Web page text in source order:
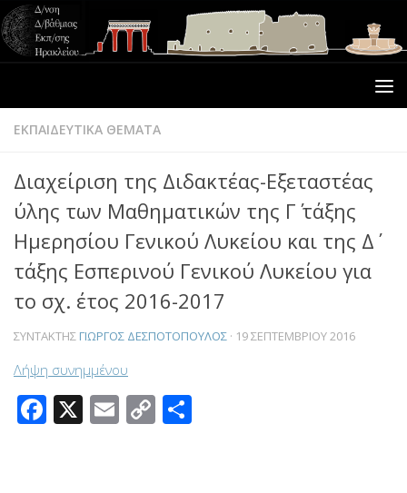
ΕΚΠΑΙΔΕΥΤΙΚΑ ΘΕΜΑΤΑ
Διαχείριση της Διδακτέας-Εξεταστέας
ύλης των Μαθηματικών της Γ΄ τάξης
Ημερησίου Γενικού Λυκείου και της Δ΄
τάξης Εσπερινού Γενικού Λυκείου για
το σχ. έτος 2016-2017
ΣΥΝΤΆΚΤΗΣ ΓΙΏΡΓΟΣ ΔΕΣΠΟΤΌΠΟΥΛΟΣ · 19 ΣΕΠΤΕΜΒΡΊΟΥ 2016
Λήψη συνημμένου
Facebook
X Email
Copy